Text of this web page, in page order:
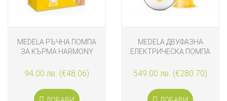
MEDELA РЪЧНА ПОМПА
ЗА КЪРМА HARMONY
94.00 лв. (€48.06)
MEDELA ДВУФАЗНА
ЕЛЕКТРИЧЕСКА ПОМПА
549.00 лв. (€280.70)